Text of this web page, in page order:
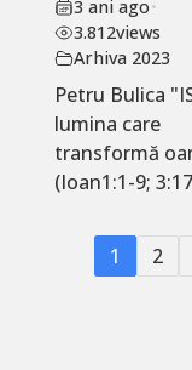
3 ani ago•
3.812views
Arhiva 2023
Petru Bulica
lumina care
transformă
(Ioan1:1-9;
1 2